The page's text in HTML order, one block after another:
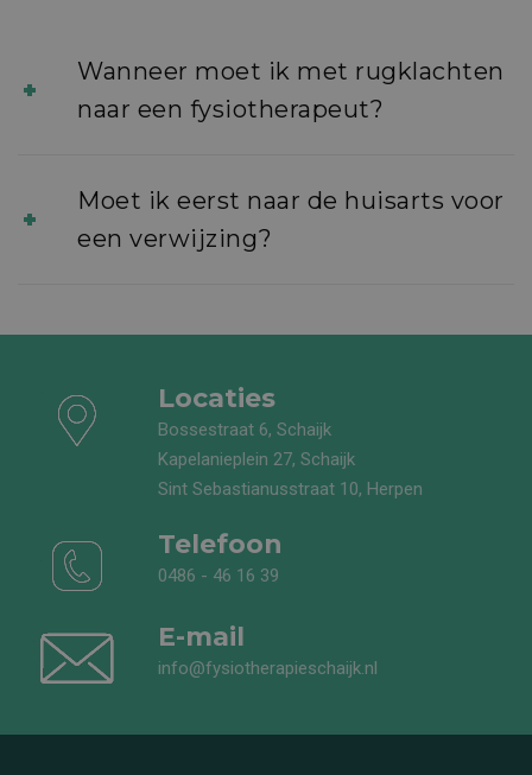
Wanneer moet ik met rugklachten
naar een fysiotherapeut?
Moet ik eerst naar de huisarts voor
een verwijzing?
Locaties
Bossestraat 6, Schaijk
Kapelanieplein 27, Schaijk
Sint Sebastianusstraat 10, Herpen
Telefoon
0486 - 46 16 39
E-mail
info@fysiotherapieschaijk.nl